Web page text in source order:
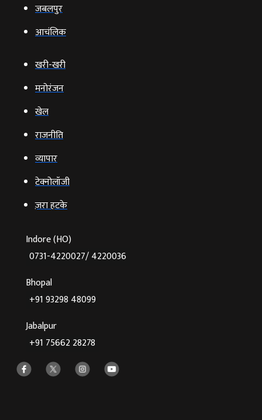
जबलपुर
आचंलिक
खरी-खरी
मनोरंजन
खेल
राजनीति
व्‍यापार
टेक्‍नोलॉजी
ज़रा हटके
Indore (HO)
0731-4220027/ 4220036
Bhopal
+91 93298 48099
Jabalpur
+91 75662 28278